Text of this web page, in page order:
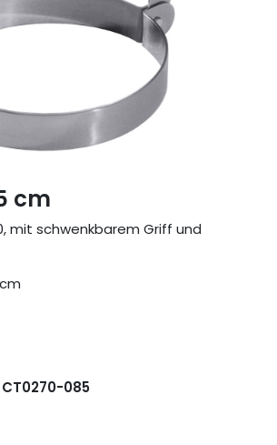
cm
mit schwenkbarem Griff und
CT0270-085